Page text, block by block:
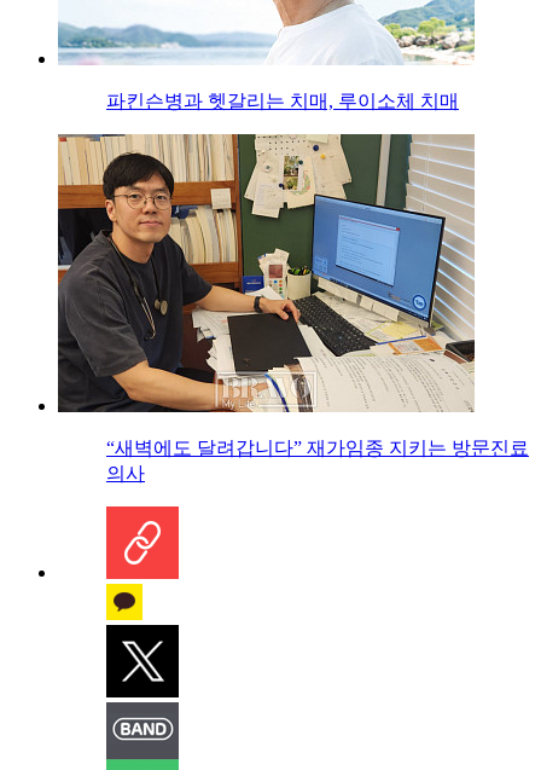
파킨슨병과 헷갈리는 치매, 루이소체 치매
“새벽에도 달려갑니다” 재가임종 지키는 방문진료
의사